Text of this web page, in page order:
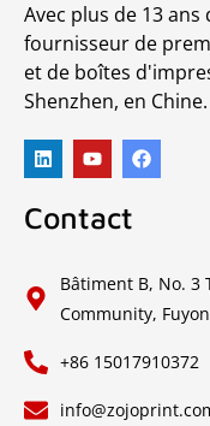
Avec plus de 13
fournisseur de
et de boîtes
Shenzhen, en Chine.
Contact
Bâtiment B, No. 3
Community,
+86 15017910372